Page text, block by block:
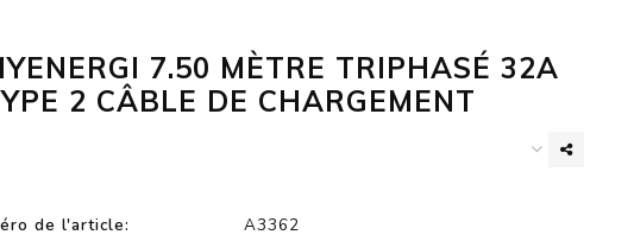
7.50 MÈTRE TRIPHASÉ 32A
2 CÂBLE DE CHARGEMENT
de l'article:
A3362